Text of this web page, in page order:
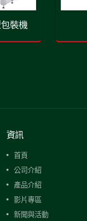
裝機
資訊
首頁
公司介紹
產品介紹
影片專區
新聞與活動
裝機
替使用，當其中一槽正在進
)或包裝後置作業(如下料)，
率。